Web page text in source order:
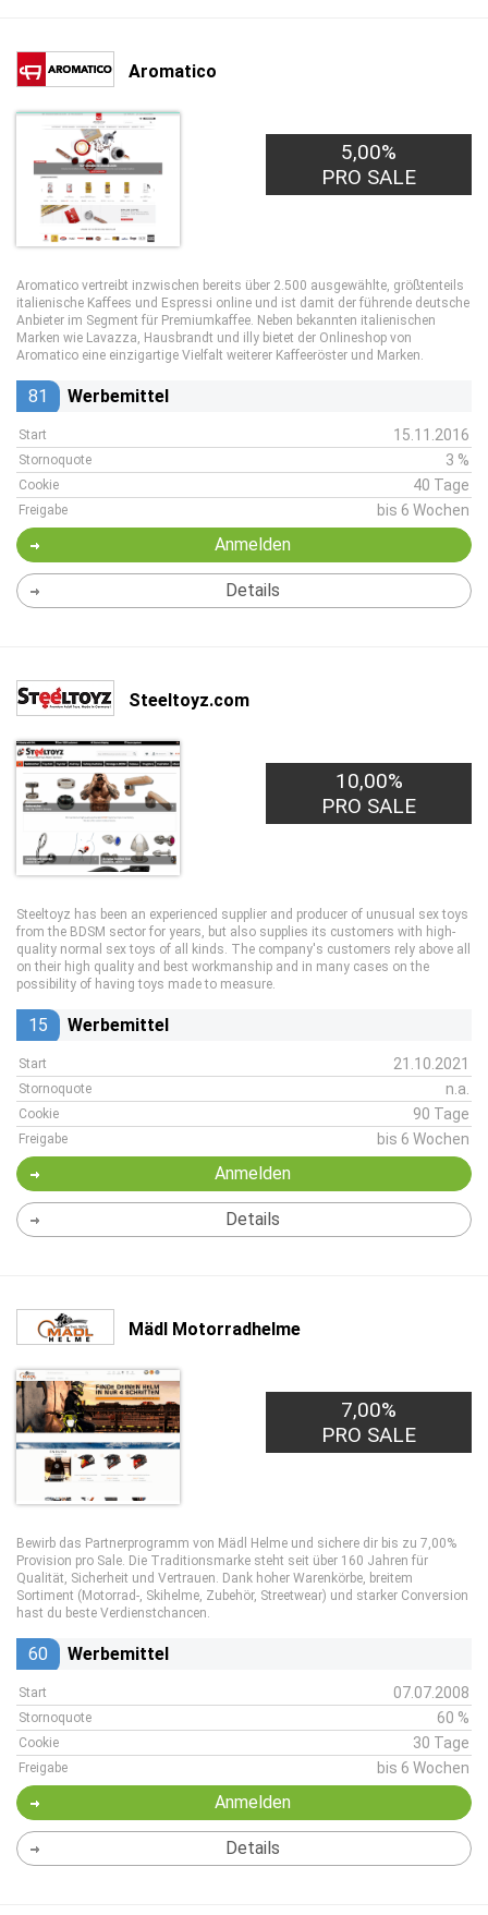
Aromatico
5,00%
PRO SALE
Aromatico vertreibt inzwischen bereits über 2.500 ausgewählte, größtenteils
italienische Kaffees und Espressi online und ist damit der führende deutsche
Anbieter im Segment für Premiumkaffee. Neben bekannten italienischen
Marken wie Lavazza, Hausbrandt und illy bietet der Onlineshop von
Aromatico eine einzigartige Vielfalt weiterer Kaffeeröster und Marken.
81 Werbemittel
Start 15.11.2016
Stornoquote 3 %
Cookie 40 Tage
Freigabe bis 6 Wochen
Anmelden
Details
Steeltoyz.com
10,00%
PRO SALE
Steeltoyz has been an experienced supplier and producer of unusual sex toys
from the BDSM sector for years, but also supplies its customers with high-
quality normal sex toys of all kinds. The company's customers rely above all
on their high quality and best workmanship and in many cases on the
possibility of having toys made to measure.
15 Werbemittel
Start 21.10.2021
Stornoquote n.a.
Cookie 90 Tage
Freigabe bis 6 Wochen
Anmelden
Details
Mädl Motorradhelme
7,00%
PRO SALE
Bewirb das Partnerprogramm von Mädl Helme und sichere dir bis zu 7,00%
Provision pro Sale. Die Traditionsmarke steht seit über 160 Jahren für
Qualität, Sicherheit und Vertrauen. Dank hoher Warenkörbe, breitem
Sortiment (Motorrad-, Skihelme, Zubehör, Streetwear) und starker Conversion
hast du beste Verdienstchancen.
60 Werbemittel
Start 07.07.2008
Stornoquote 60 %
Cookie 30 Tage
Freigabe bis 6 Wochen
Anmelden
Details